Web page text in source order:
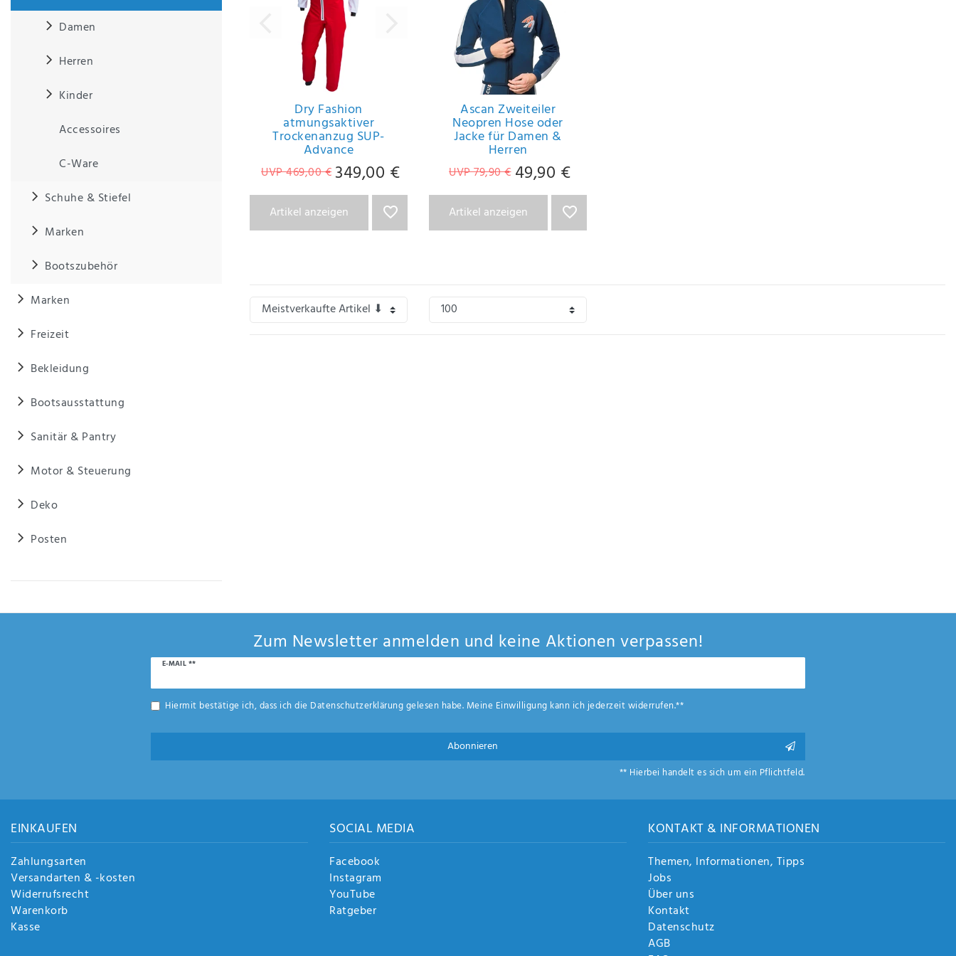
Damen
Herren
Kinder
Accessoires
C-Ware
Schuhe & Stiefel
Marken
Bootszubehör
Marken
Freizeit
Bekleidung
Bootsausstattung
Sanitär & Pantry
Motor & Steuerung
Deko
Posten
bestätige
ich, dass
Daten­
erklärung
habe.
Anf
rag
sen
n
Dry Fashion
atmungsaktiver
Trockenanzug SUP-
Advance
UVP 469,00 € 349,00 €
Artikel anzeigen
Ascan Zweiteiler
Neopren Hose oder
Jacke für Damen &
Herren
UVP 79,90 € 49,90 €
Artikel anzeigen
Zum Newsletter anmelden und keine Aktionen verpassen!
E-MAIL **
Newsletter
Hiermit bestätige ich, dass ich die Daten­schutz­erklärunggelesen habe. Meine Einwilligung kann ich jederzeit widerrufen.**
Abonnieren
** Hierbei handelt es sich um ein Pflichtfeld.
EINKAUFEN
Zahlungsarten
Versandarten & -kosten
Widerrufsrecht
Warenkorb
Kasse
SOCIAL MEDIA
Facebook
Instagram
YouTube
Ratgeber
KONTAKT & INFORMATIONEN
Themen, Informationen, Tipps
Jobs
Über uns
Kontakt
Datenschutz
AGB